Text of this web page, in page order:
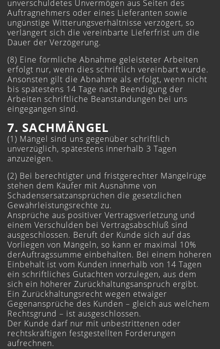
unverschuldetes Unvermögen aus Seiten des
Auftragnehmers oder eines Lieferanten sowie
ungünstige Witterungsverhältnisse verzögert, so
verlängert sich die vereinbarte Lieferfrist um die
Dauer der Verzögerung.
(8) Eine förmliche Abnahme geleisteter Arbeiten
erfolgt nur, wenn dies schriftlich vereinbart wurde.
Ansonsten gilt die Abnahme als erfolgt, wenn nicht
bis spätestens 14 Tage nach Beendigung der
Arbeiten schriftliche Beanstandungen bei uns
eingegangen sind.
7. SACHMÄNGEL
(1) Mängel sind uns gegenüber schriftlich
unverzüglich, spätestens innerhalb 3 Tagen
anzuzeigen.
(2) Bei berechtigter und fristgerechter Mängelrüge
stehen dem Käufer mit Ausnahme von
Schadensersatzansprüchen die gesetzlichen
Gewährleistungsrechte zu.
Ansprüche aus positiver Vertragsverletzung und
einem Verschulden bei Vertragsabschluß sind
ausgeschlossen. Beruft der Kunde sich auf das
Vorliegen von Mängeln, so kann er maximal 10%
derAuftragssumme einbehalten. Bei einem höheren
Einbehalt ist vom Kunden innerhalb von 14 Tagen
ein schriftliches Gutachten vorzulegen, aus dem
sich ein höherer Zurückhaltungsanspruch ergibt.
Ein Zurückhaltungsrecht wegen etwaiger
Gegenansprüche des Kunden – gleich aus welchem
Rechtsgrund – ist ausgeschlossen.
Der Kunde darf nur mit unbestrittenen oder
rechtskräftigen festgestellten Forderungen
aufrechnen.